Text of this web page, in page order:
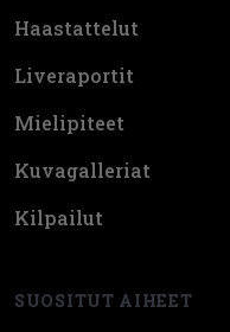
Haastattelut
Liveraportit
Mielipiteet
Kuvagalleriat
Kilpailut
SUOSITUT AIHEET